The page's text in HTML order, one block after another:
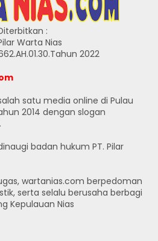
:
Warta Nias
2022
satu media online di Pulau
2014 dengan slogan
badan hukum PT. Pilar
wartanias.com berpedoman
serta selalu berusaha berbagi
Kepulauan Nias